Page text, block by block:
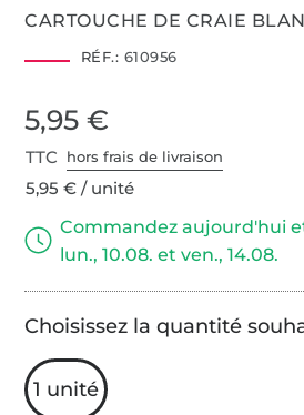
CARTOUCHE DE CRAIE
RÉF.: 610956
5,95 €
TTC hors frais de livraison
5,95 € / unité
Commandez aujourd'hui
lun., 10.08. et ven., 14.08.
Choisissez la quantité
1 unité